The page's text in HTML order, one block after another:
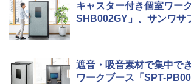
キャスター付き個室ワー
SHB002GY」、サンワサ
遮音・吸音素材で集中で
ワークブース「SPT-